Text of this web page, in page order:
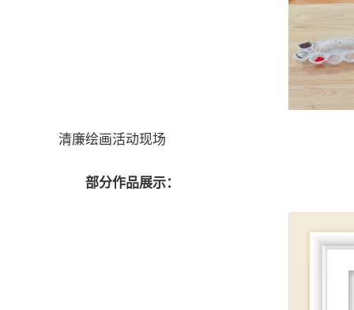
清廉绘画活动现场
部分作品展示：